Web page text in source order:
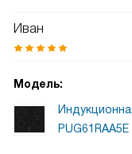
Иван
Модель:
PUG61RAA5E